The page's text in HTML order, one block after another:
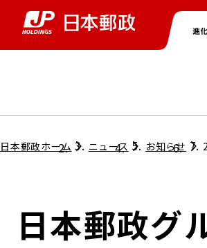
グループ情報トップ
コンプライアンス
株主・投資家情報ト
個人投資家のみなさまへ
ニューストップ
サステナビリティト
担当役員メッセージ
採用情報トップ
日本郵政ホーム ニュース お知らせ
日本郵政グ